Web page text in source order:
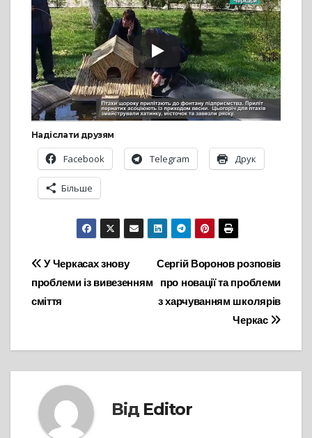
Надіслати друзям
Facebook Telegram Друк
Більше
Навігація
записів
Сергій Воронов розповів
про новації та проблеми
з харчуванням школярів
Черкас
У Черкасах знову
проблеми із вивезенням
сміття
Від Editor